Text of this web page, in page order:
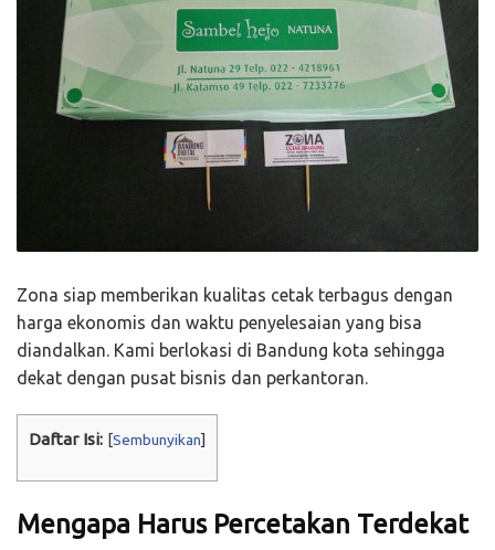
Zona siap memberikan kualitas cetak terbagus dengan
harga ekonomis dan waktu penyelesaian yang bisa
diandalkan. Kami berlokasi di Bandung kota sehingga
dekat dengan pusat bisnis dan perkantoran.
Daftar Isi: [Sembunyikan]
Mengapa Harus Percetakan Terdekat